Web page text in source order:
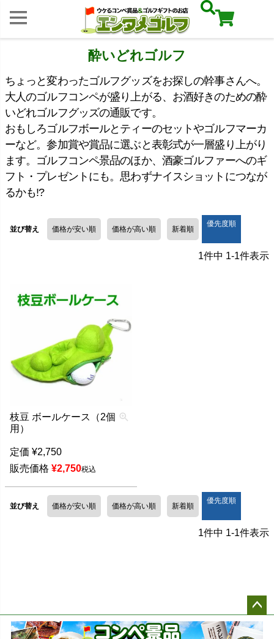
酔いどれゴルフ
ちょっと変わったゴルフグッズをお探しの幹事さんへ。
大人のゴルフコンペが盛り上がる、お酒好きのための酔
いどれゴルフグッズの通販です。
おもしろゴルフボールとティーのセットやゴルフマーカ
ーなど。参加賞や賞品に選ぶと表彰式が一層盛り上がり
ます。ゴルフコンペ景品のほか、酒豪ゴルファーへのギ
フト・プレゼントにも。思わずナイスショットにつなが
るかも!?
並び替え 価格が安い順 価格が高い順 新着順
優先度順
1件中 1-1件表示
枝豆 ボールケース（2個
用）
定価 ¥2,750
販売価格 ¥2,750税込
並び替え 価格が安い順 価格が高い順 新着順
優先度順
1件中 1-1件表示
ペー